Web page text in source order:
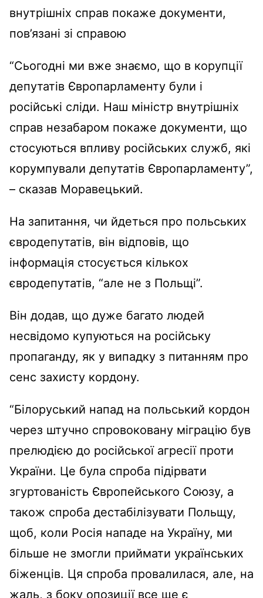
внутрішніх справ покаже документи,
пов’язані зі справою
“Сьогодні ми вже знаємо, що в корупції
депутатів Європарламенту були і
російські сліди. Наш міністр внутрішніх
справ незабаром покаже документи, що
стосуються впливу російських служб, які
корумпували депутатів Європарламенту”,
– сказав Моравецький.
На запитання, чи йдеться про польських
євродепутатів, він відповів, що
інформація стосується кількох
євродепутатів, “але не з Польщі”.
Він додав, що дуже багато людей
несвідомо купуються на російську
пропаганду, як у випадку з питанням про
сенс захисту кордону.
“Білоруський напад на польський кордон
через штучно спровоковану міграцію був
прелюдією до російської агресії проти
України. Це була спроба підірвати
згуртованість Європейського Союзу, а
також спроба дестабілізувати Польщу,
щоб, коли Росія нападе на Україну, ми
більше не змогли приймати українських
біженців. Ця спроба провалилася, але, на
жаль, з боку опозиції все ще є